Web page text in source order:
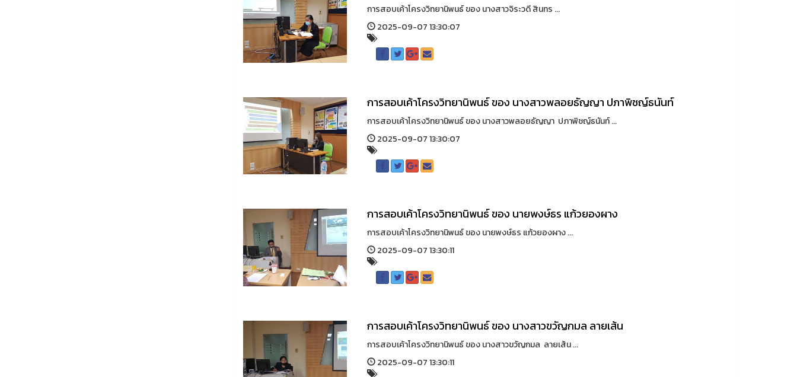
การสอบเค้าโครงวิทยานิพนธ์ ของ นางสาวจิระวดี สินทร ...
2025-09-07 13:30:07
การสอบเค้าโครงวิทยานิพนธ์ ของ นางสาวพลอยธัญญา ปภาพิชญ์ธนันท์
การสอบเค้าโครงวิทยานิพนธ์ ของ นางสาวพลอยธัญญา ปภาพิชญ์ธนันท์ ...
2025-09-07 13:30:07
การสอบเค้าโครงวิทยานิพนธ์ ของ นายพงษ์ธร แก้วยองผาง
การสอบเค้าโครงวิทยานิพนธ์ ของ นายพงษ์ธร แก้วยองผาง ...
2025-09-07 13:30:11
การสอบเค้าโครงวิทยานิพนธ์ ของ นางสาวขวัญกมล ลายเส้น
การสอบเค้าโครงวิทยานิพนธ์ ของ นางสาวขวัญกมล ลายเส้น ...
2025-09-07 13:30:11